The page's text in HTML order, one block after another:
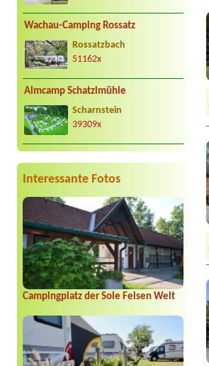
Wachau-Camping Rossatz
Rossatzbach
51162x
Almcamp Schatzlmühle
Scharnstein
39309x
Interessante Fotos
Campingplatz der Sole Felsen Welt